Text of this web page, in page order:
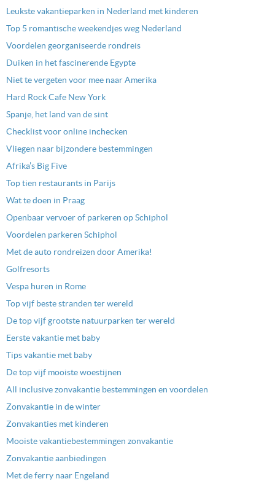
Leukste vakantieparken in Nederland met kinderen
Top 5 romantische weekendjes weg Nederland
Voordelen georganiseerde rondreis
Duiken in het fascinerende Egypte
Niet te vergeten voor mee naar Amerika
Hard Rock Cafe New York
Spanje, het land van de sint
Checklist voor online inchecken
Vliegen naar bijzondere bestemmingen
Afrika’s Big Five
Top tien restaurants in Parijs
Wat te doen in Praag
Openbaar vervoer of parkeren op Schiphol
Voordelen parkeren Schiphol
Met de auto rondreizen door Amerika!
Golfresorts
Vespa huren in Rome
Top vijf beste stranden ter wereld
De top vijf grootste natuurparken ter wereld
Eerste vakantie met baby
Tips vakantie met baby
De top vijf mooiste woestijnen
All inclusive zonvakantie bestemmingen en voordelen
Zonvakantie in de winter
Zonvakanties met kinderen
Mooiste vakantiebestemmingen zonvakantie
Zonvakantie aanbiedingen
Met de ferry naar Engeland